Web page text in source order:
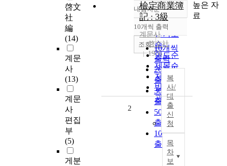
啓文
社
編
(14)
계문
사
(13)
계문
사
편집
부
(5)
게분
정확도
순
인기도
순
연도순
제목순
저자순
발행기
관순
내림차순
내림차순
10개씩 출력
10개씩
출력
20개씩
출력
30개씩
출력
50개씩
출력
100개씩
출력
조회
檢定商業簿
記 : 3級
계문사
啓文社
1976
복
사/
대
출
신
청
목
차
보
2
높은 자
료